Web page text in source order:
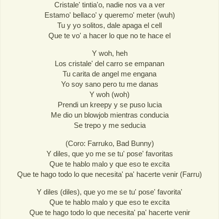
Cristale' tintia'o, nadie nos va a ver
Estamo' bellaco' y queremo' meter (wuh)
Tu y yo solitos, dale apaga el cell
Que te vo' a hacer lo que no te hace el
Y woh, heh
Los cristale' del carro se empanan
Tu carita de angel me engana
Yo soy sano pero tu me danas
Y woh (woh)
Prendi un kreepy y se puso lucia
Me dio un blowjob mientras conducia
Se trepo y me seducia
(Coro: Farruko, Bad Bunny)
Y diles, que yo me se tu' pose' favoritas
Que te hablo malo y que eso te excita
Que te hago todo lo que necesita' pa' hacerte venir (Farru)
Y diles (diles), que yo me se tu' pose' favorita'
Que te hablo malo y que eso te excita
Que te hago todo lo que necesita' pa' hacerte venir